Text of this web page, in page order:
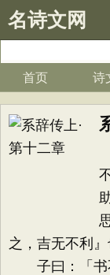
名诗文网
首页 诗
之，吉无不利』
子曰：「书